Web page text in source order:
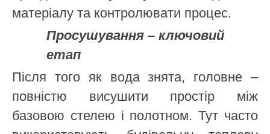
матеріалу та контролювати процес.
Просушування – ключовий
етап
Після того як вода знята, головне –
повністю висушити простір між
базовою стелею і полотном. Тут часто